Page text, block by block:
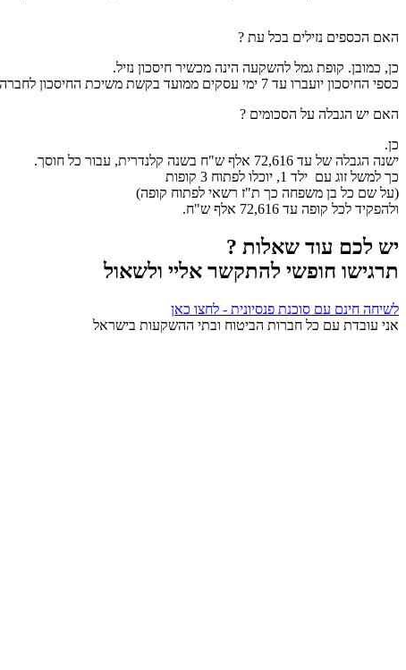
האם הכספים נזילים בכל עת ?
כן, כמובן. קופת גמל להשקעה הינה מכשיר חיסכון נזיל.
כספי החיסכון יועברו עד 7 ימי עסקים ממועד בקשת משיכת החיסכון לחברה המנהלת.
האם יש הגבלה על הסכומים ?
כן.
ישנה הגבלה של עד 72,616 אלף ש"ח בשנה קלנדרית, עבור כל חוסך.
כך למשל זוג עם ילד 1, יוכלו לפתוח 3 קופות
(על שם כל בן משפחה כך ת"ז רשאי לפתוח קופה)
ולהפקיד לכל קופה עד 72,616 אלף ש"ח.
יש לכם עוד שאלות ?
תרגישו חופשי להתקשר אליי ולשאול
לשיחה חינם עם סוכנת פנסיונית - לחצו כאן
אני עובדת עם כל חברות הביטוח ובתי ההשקעות בישראל